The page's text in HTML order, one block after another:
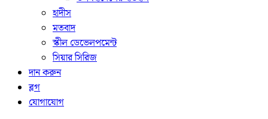
হাদীস
মতবাদ
স্কীল ডেভেলপমেন্ট
সিয়ার সিরিজ
দান করুন
ব্লগ
যোগাযোগ